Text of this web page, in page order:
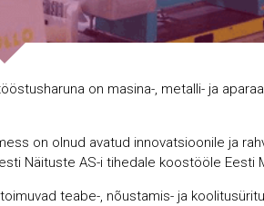
on masina-, metalli- ja
on olnud avatud innovatsioonile ja
Näituste AS-i tihedale koostööle Eesti
teabe-, nõustamis- ja